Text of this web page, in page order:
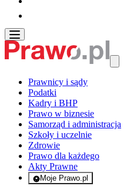
Prawnicy i sądy
Podatki
Kadry i BHP
Prawo w biznesie
Samorząd i administracja
Szkoły i uczelnie
Zdrowie
Prawo dla każdego
Akty Prawne
Moje Prawo.pl
- rejestracja i